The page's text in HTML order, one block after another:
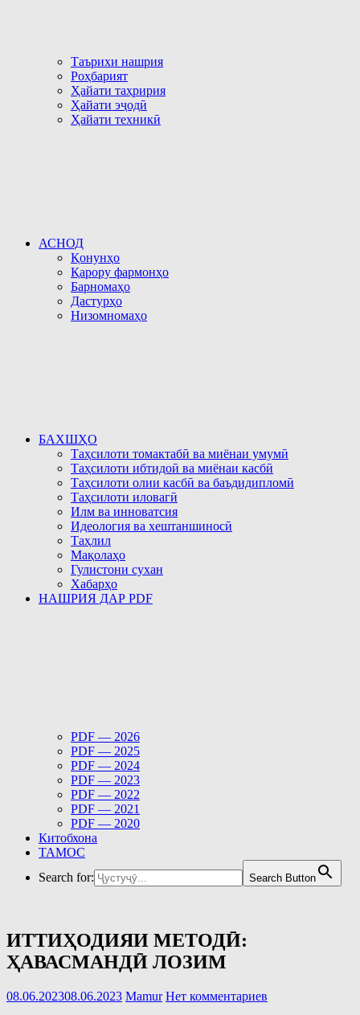
Таърихи нашрия
Роҳбарият
Ҳайати таҳририя
Ҳайати эҷодӣ
Ҳайати техникӣ
АСНОД
Қонунҳо
Қарору фармонҳо
Барномаҳо
Дастурҳо
Низомномаҳо
БАХШҲО
Таҳсилоти томактабӣ ва миёнаи умумӣ
Таҳсилоти ибтидоӣ ва миёнаи касбӣ
Таҳсилоти олии касбӣ ва баъдидипломӣ
Таҳсилоти иловагӣ
Илм ва инноватсия
Идеология ва хештаншиносӣ
Таҳлил
Мақолаҳо
Гулистони сухан
Хабарҳо
НАШРИЯ ДАР PDF
PDF — 2026
PDF — 2025
PDF — 2024
PDF — 2023
PDF — 2022
PDF — 2021
PDF — 2020
Китобхона
ТАМОС
Search for:
Search Button
ИТТИҲОДИЯИ МЕТОДӢ:
ҲАВАСМАНДӢ ЛОЗИМ
08.06.202308.06.2023 Mamur Нет комментариев